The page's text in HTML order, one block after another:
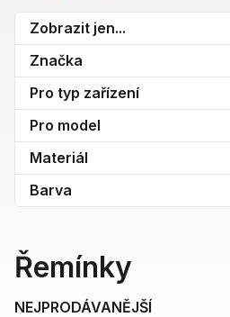
Zobrazit jen...
Značka
Pro typ zařízení
Pro model
Materiál
Barva
Řemínky
NEJPRODÁVANĚJŠÍ